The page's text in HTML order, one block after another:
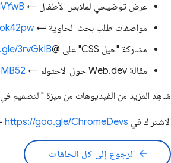
عرض توضيحي لملابس الأطفال ←
مواصفات طلب بحث الحاوية ←
مشاركة "حيل CSS" على @container ←
3rvGkIB
مقالة Web.dev حول الاحتواء ←
شاهِد المزيد من الفيديوهات من ميزة "التصميم
الاشتراك في Google Chrome Developers ← https://goo.gle/ChromeDevs
arrow_back الرجوع إلى كل الحلقات